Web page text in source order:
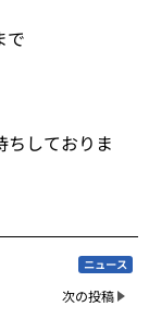
で
ちしておりま
ニュース
次の投稿